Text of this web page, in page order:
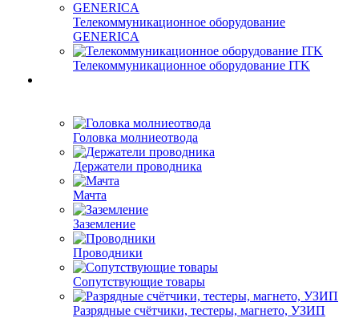
Телекоммуникационное оборудование
GENERICA
Телекоммуникационное оборудование ITK
Головка молниеотвода
Держатели проводника
Мачта
Заземление
Проводники
Сопутствующие товары
Разрядные счётчики, тестеры, магнето, УЗИП